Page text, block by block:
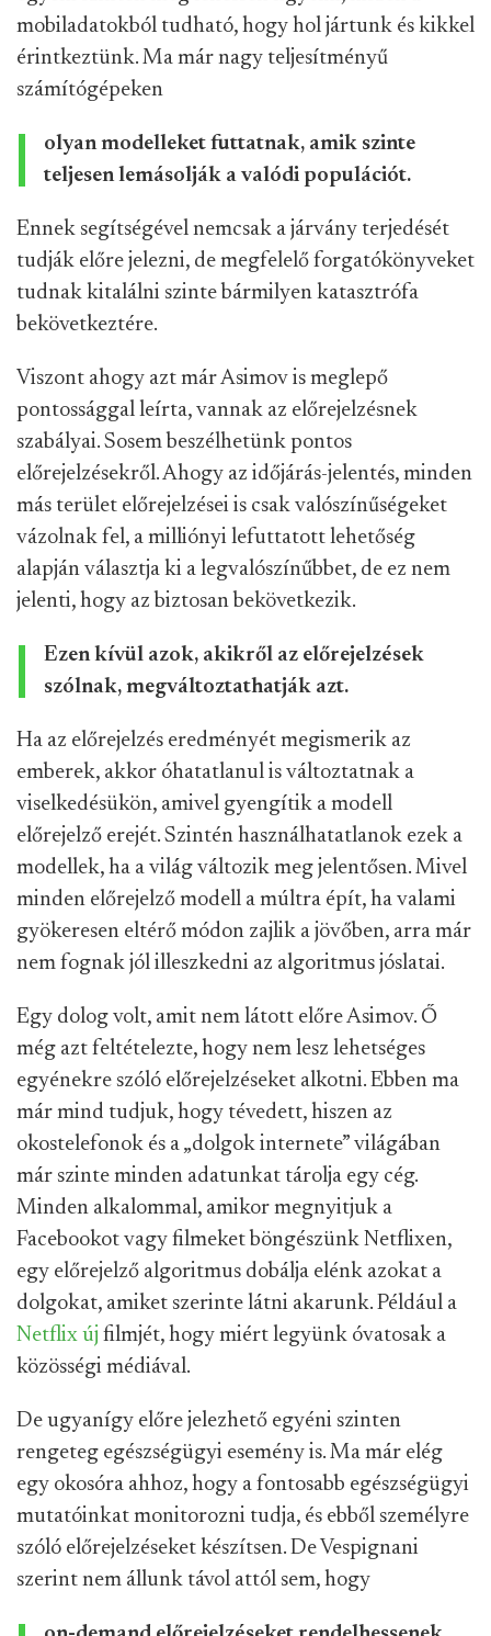
mobiladatokból tudható, hogy hol jártunk és kikkel
érintkeztünk. Ma már nagy teljesítményű
számítógépeken
olyan modelleket futtatnak, amik szinte
teljesen lemásolják a valódi populációt.
Ennek segítségével nemcsak a járvány terjedését
tudják előre jelezni, de megfelelő forgatókönyveket
tudnak kitalálni szinte bármilyen katasztrófa
bekövetkeztére.
Viszont ahogy azt már Asimov is meglepő
pontossággal leírta, vannak az előrejelzésnek
szabályai. Sosem beszélhetünk pontos
előrejelzésekről. Ahogy az időjárás-jelentés, minden
más terület előrejelzései is csak valószínűségeket
vázolnak fel, a milliónyi lefuttatott lehetőség
alapján választja ki a legvalószínűbbet, de ez nem
jelenti, hogy az biztosan bekövetkezik.
Ezen kívül azok, akikről az előrejelzések
szólnak, megváltoztathatják azt.
Ha az előrejelzés eredményét megismerik az
emberek, akkor óhatatlanul is változtatnak a
viselkedésükön, amivel gyengítik a modell
előrejelző erejét. Szintén használhatatlanok ezek a
modellek, ha a világ változik meg jelentősen. Mivel
minden előrejelző modell a múltra épít, ha valami
gyökeresen eltérő módon zajlik a jövőben, arra már
nem fognak jól illeszkedni az algoritmus jóslatai.
Egy dolog volt, amit nem látott előre Asimov. Ő
még azt feltételezte, hogy nem lesz lehetséges
egyénekre szóló előrejelzéseket alkotni. Ebben ma
már mind tudjuk, hogy tévedett, hiszen az
okostelefonok és a „dolgok internete” világában
már szinte minden adatunkat tárolja egy cég.
Minden alkalommal, amikor megnyitjuk a
Facebookot vagy filmeket böngészünk Netflixen,
egy előrejelző algoritmus dobálja elénk azokat a
dolgokat, amiket szerinte látni akarunk. Például a
Netflix új filmjét, hogy miért legyünk óvatosak a
közösségi médiával.
De ugyanígy előre jelezhető egyéni szinten
rengeteg egészségügyi esemény is. Ma már elég
egy okosóra ahhoz, hogy a fontosabb egészségügyi
mutatóinkat monitorozni tudja, és ebből személyre
szóló előrejelzéseket készítsen. De Vespignani
szerint nem állunk távol attól sem, hogy